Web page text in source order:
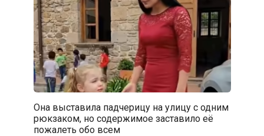
Она выставила падчерицу на улицу с одним
рюкзаком, но содержимое заставило её
пожалеть обо всем